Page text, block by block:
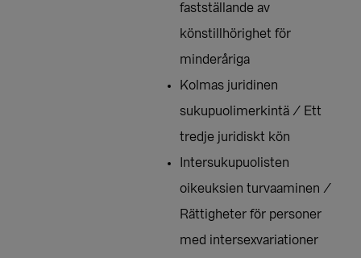
fastställande av
könstillhörighet för
minderåriga
Kolmas juridinen
sukupuolimerkintä / Ett
tredje juridiskt kön
Intersukupuolisten
oikeuksien turvaaminen /
Rättigheter för personer
med intersexvariationer